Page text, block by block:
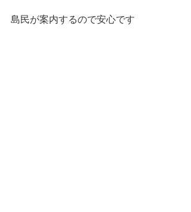
島民が案内するので安心です